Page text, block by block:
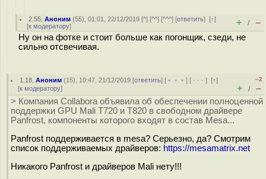
2.55 ,Аноним (55), 01:01, 22/12/2019 [^] [^^] [^^^] [ответить][↑]
[к модератору] + / –
Ну он на фотке и стоит больше как погонщик, сзеди, не
сильно отсвечивая.
1.18 ,Аноним (15), 10:47, 21/12/2019 [ответить] [ ﹢﹢﹢] [ · · ·][↑]
[к модератору]
–2
+ / –
> Компания Collabora объявила об обеспечении полноценной
поддержки GPU Mali T720 и T820 в свободном драйвере
Panfrost, компоненты которого входят в состав Mesa...
Panfrost поддерживается в mesa? Серьезно, да? Смотрим
список поддерживаемых драйверов: https://mesamatrix.net
Никакого Panfrost и драйверов Mali нету!!!